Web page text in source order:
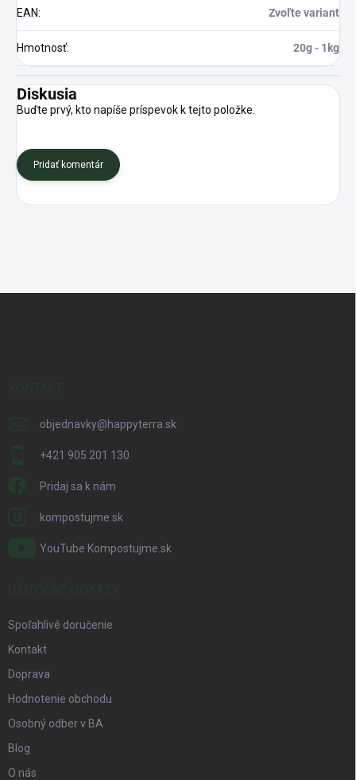
EAN: Zvoľte variant
Hmotnosť: 20g - 1kg
Diskusia
Buďte prvý, kto napíše príspevok k tejto položke.
Pridať komentár
objednavky@happyterra.sk
+421 905 201 130
Pridaj sa k nám
kompostujme.sk
YouTube Kompostujme.sk
Spoľahlivé doručenie
Kontakt
Doprava
Hodnotenie obchodu
Osobný odber v BA
Blog
O nás